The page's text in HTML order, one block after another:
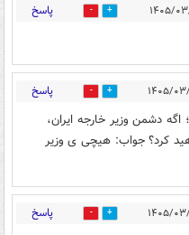
0 پاسخ
0 پاسخ
اگه دشمن وزیر خارجه ایران،
کرد؟ جواب: هیچی ی وزیر
1 پاسخ